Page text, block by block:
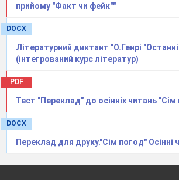
прийому "Факт чи фейк""
DOCX
Літературний диктант "О.Генрі
(інтегрований курс літератур)
PDF
Тест "Переклад" до осінніх читань
DOCX
Переклад для друку."Сім погод" Осінні